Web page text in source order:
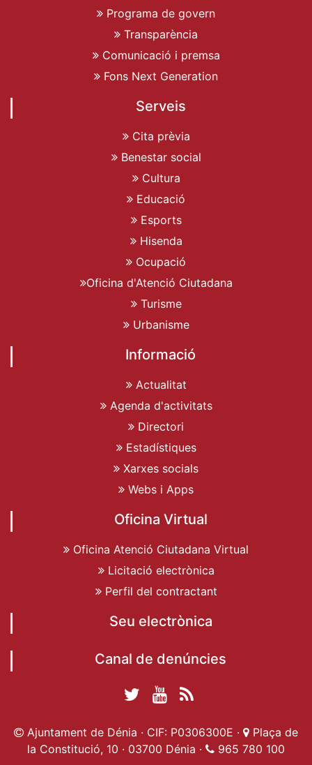
Programa de govern
Transparència
Comunicació i premsa
Fons Next Generation
Serveis
Cita prèvia
Benestar social
Cultura
Educació
Esports
Hisenda
Ocupació
Oficina d'Atenció Ciutadana
Turisme
Urbanisme
Informació
Actualitat
Agenda d'activitats
Directori
Estadístiques
Xarxes socials
Webs i Apps
Oficina Virtual
Oficina Atenció Ciutadana Virtual
Licitació electrònica
Perfil del contractant
Seu electrònica
Canal de denúncies
de Dénia
Twitter Ajuntament
de Dénia
Ajuntament de
Dénia
Actualitat
Ajuntament
Ajuntament de Dénia · CIF: P0306300E ·
Plaça de
la Constitució, 10 · 03700 Dénia ·
965 780 100